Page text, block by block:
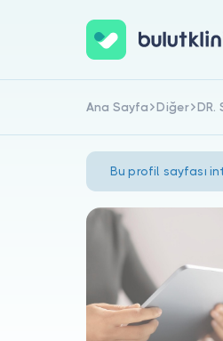
Ana Sayfa Diğer DR.
Bu profil sayfası